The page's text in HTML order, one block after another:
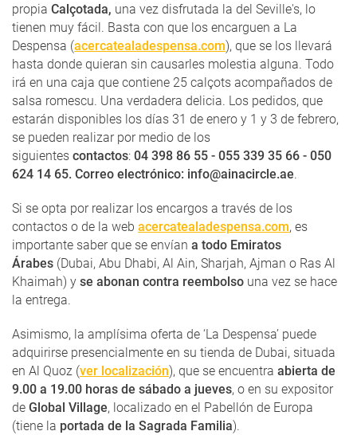
propia Calçotada, una vez disfrutada la del Seville's, lo
tienen muy fácil. Basta con que los encarguen a La
Despensa (acercatealadespensa.com), que se los llevará
hasta donde quieran sin causarles molestia alguna. Todo
irá en una caja que contiene 25 calçots acompañados de
salsa romescu. Una verdadera delicia. Los pedidos, que
estarán disponibles los días 31 de enero y 1 y 3 de febrero,
se pueden realizar por medio de los
siguientes contactos: 04 398 86 55 - 055 339 35 66 - 050
624 14 65. Correo electrónico: info@ainacircle.ae.
Si se opta por realizar los encargos a través de los
contactos o de la web acercatealadespensa.com, es
importante saber que se envían a todo Emiratos
Árabes (Dubai, Abu Dhabi, Al Ain, Sharjah, Ajman o Ras Al
Khaimah) y se abonan contra reembolso una vez se hace
la entrega.
Asimismo, la amplísima oferta de ‘La Despensa’ puede
adquirirse presencialmente en su tienda de Dubai, situada
en Al Quoz (ver localización), que se encuentra abierta de
9.00 a 19.00 horas de sábado a jueves, o en su expositor
de Global Village, localizado en el Pabellón de Europa
(tiene la portada de la Sagrada Familia).